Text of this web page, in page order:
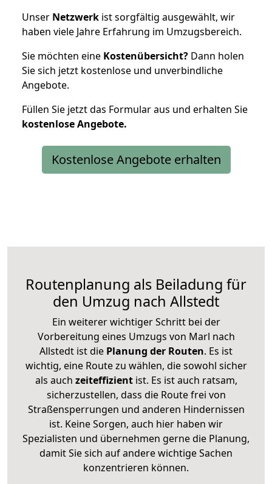
Unser Netzwerk ist sorgfältig ausgewählt, wir
haben viele Jahre Erfahrung im Umzugsbereich.
Sie möchten eine Kostenübersicht? Dann holen
Sie sich jetzt kostenlose und unverbindliche
Angebote.
Füllen Sie jetzt das Formular aus und erhalten Sie
kostenloseAngebote.
Kostenlose Angebote erhalten
Routenplanung als Beiladung für
den Umzug nach Allstedt
Ein weiterer wichtiger Schritt bei der
Vorbereitung eines Umzugs von Marl nach
Allstedt ist die Planung der Routen. Es ist
wichtig, eine Route zu wählen, die sowohl sicher
als auch zeiteffizientist. Es ist auch ratsam,
sicherzustellen, dass die Route frei von
Straßensperrungen und anderen Hindernissen
ist. Keine Sorgen, auch hier haben wir
Spezialisten und übernehmen gerne die Planung,
damit Sie sich auf andere wichtige Sachen
konzentrieren können.